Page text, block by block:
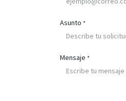
Asunto *
Mensaje *